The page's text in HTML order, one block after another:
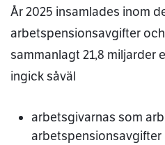
År 2025 insamlades inom
arbetspensionsavgifter
sammanlagt 21,8 miljarder
ingick såväl
arbetsgivarnas som
arbetspensionsavgifter